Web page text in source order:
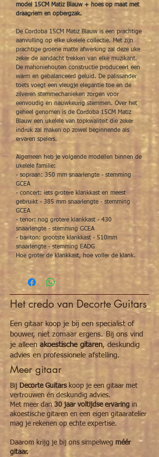
model 15CM Matiz Blauw + hoes op maat met
draagriem en opbergzak.
De Cordoba 15CM Matiz Blauw is een prachtige
aanvulling op elke ukelele collectie. Met zijn
prachtige groene matte afwerking zal deze uke
zeker de aandacht trekken van elke muzikant.
De mahoniehouten constructie produceert een
warm en gebalanceerd geluid. De palissander
toets voegt een vleugje elegantie toe en de
zilveren stemmechanieken zorgen voor
eenvoudig en nauwkeurig stemmen. Over het
geheel genomen is de Cordoba 15CM Matiz
Blauw een ukelele van topkwaliteit die zeker
indruk zal maken op zowel beginnende als
ervaren spelers.
Algemeen heb je volgende modellen binnen de
ukelele familie:
- sopraan: 350 mm snaarlengte - stemming
GCEA
- concert: iets grotere klankkast en meest
gebruikt - 385 mm snaarlengte - stemming
GCEA
- tenor: nog grotere klankkast - 430
snaarlengte - stemming GCEA
- bariton: grootste klankkast - 510mm
snaarlengte - stemming EADG
Hoe groter de klankkast, hoe voller de klank.
Het credo van Decorte Guitars
Een gitaar koop je bij een specialist of
bouwer, niet zomaar ergens. Bij ons vind
je alleen akoestische gitaren, deskundig
advies en professionele afstelling.
Meer gitaar
Bij Decorte Guitarskoop je een gitaar met
vertrouwen én deskundig advies.
Met meer dan30 jaar voltijdse ervaring in
akoestische gitaren en een eigen gitaaratelier
mag je rekenen op echte expertise.
Daarom krijg je bij ons simpelweg méér
gitaar.